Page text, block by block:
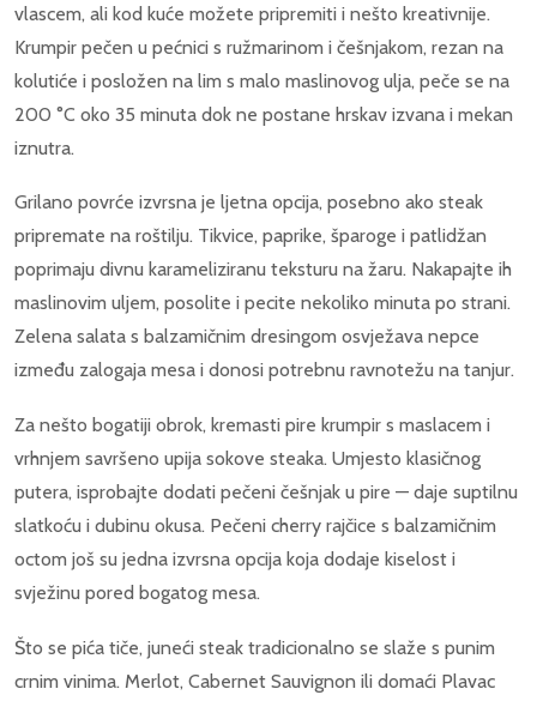
vlascem, ali kod kuće možete pripremiti i nešto kreativnije.
Krumpir pečen u pećnici s ružmarinom i češnjakom, rezan na
kolutiće i posložen na lim s malo maslinovog ulja, peče se na
200 °C oko 35 minuta dok ne postane hrskav izvana i mekan
iznutra.
Grilano povrće izvrsna je ljetna opcija, posebno ako steak
pripremate na roštilju. Tikvice, paprike, šparoge i patlidžan
poprimaju divnu karameliziranu teksturu na žaru. Nakapajte ih
maslinovim uljem, posolite i pecite nekoliko minuta po strani.
Zelena salata s balzamičnim dresingom osvježava nepce
između zalogaja mesa i donosi potrebnu ravnotežu na tanjur.
Za nešto bogatiji obrok, kremasti pire krumpir s maslacem i
vrhnjem savršeno upija sokove steaka. Umjesto klasičnog
putera, isprobajte dodati pečeni češnjak u pire — daje suptilnu
slatkoću i dubinu okusa. Pečeni cherry rajčice s balzamičnim
octom još su jedna izvrsna opcija koja dodaje kiselost i
svježinu pored bogatog mesa.
Što se pića tiče, juneći steak tradicionalno se slaže s punim
crnim vinima. Merlot, Cabernet Sauvignon ili domaći Plavac